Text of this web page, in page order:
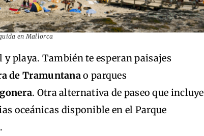
en Mallorca
playa. También te esperan paisajes
de Tramuntanao parques
. Otra alternativa de paseo que incluye
oceánicas disponible en el Parque